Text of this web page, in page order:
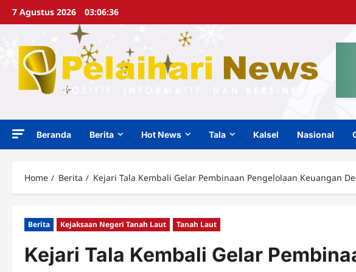
Skip7 Agustus 2026 03:06:37
Beranda Berita Hot News Tala Kalsel Nasional
Home Berita Kejari Tala Kembali Gelar Pembinaan Pengelolaan Keuangan
Berita Kejaksaan Negeri Tanah Laut Tanah Laut
Kejari Tala Kembali Gelar